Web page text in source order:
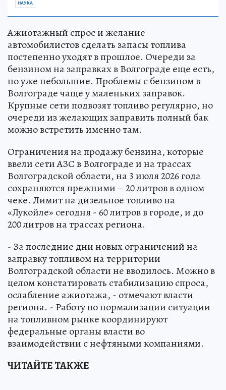
НАУКА
Ажиотажный спрос и желание
автомобилистов сделать запасы топлива
постепенно уходят в прошлое. Очереди за
бензином на заправках в Волгограде еще есть,
но уже небольшие. Проблемы с бензином в
Волгограде чаще у маленьких заправок.
Крупные сети подвозят топливо регулярно, но
очереди из желающих заправить полный бак
можно встретить именно там.
Ограничения на продажу бензина, которые
ввели сети АЗС в Волгограде и на трассах
Волгоградской области, на 3 июля 2026 года
сохраняются прежними – 20 литров в одном
чеке. Лимит на дизельное топливо на
«Лукойле» сегодня - 60 литров в городе, и до
200 литров на трассах региона.
- За последние дни новых ограничений на
заправку топливом на территории
Волгоградской области не вводилось. Можно в
целом констатировать стабилизацию спроса,
ослабление ажиотажа, - отмечают власти
региона. - Работу по нормализации ситуации
на топливном рынке координируют
федеральные органы власти во
взаимодействии с нефтяными компаниями.
ЧИТАЙТЕ ТАКЖЕ